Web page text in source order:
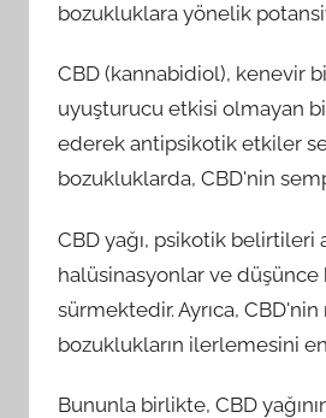
bozukluklara yönelik
CBD (kannabidiol), kenevir
uyuşturucu etkisi olmayan
ederek antipsikotik etkiler
bozukluklarda, CBD'nin
CBD yağı, psikotik belirtileri
halüsinasyonlar ve
sürmektedir. Ayrıca,
bozuklukların ilerlemesini
Bununla birlikte, CBD